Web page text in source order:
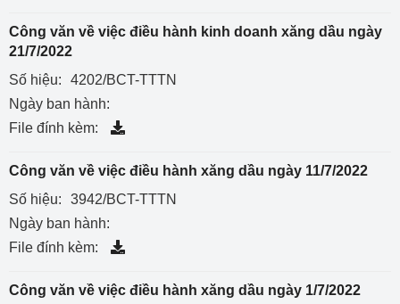
Công văn về việc điều hành kinh doanh xăng dầu ngày
21/7/2022
Số hiệu:
4202/BCT-TTTN
Ngày ban hành:
File đính kèm:
Công văn về việc điều hành xăng dầu ngày 11/7/2022
Số hiệu:
3942/BCT-TTTN
Ngày ban hành:
File đính kèm:
Công văn về việc điều hành xăng dầu ngày 1/7/2022